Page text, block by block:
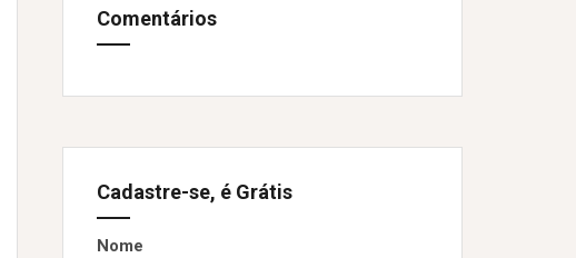
Comentários
Cadastre-se, é Grátis
Nome